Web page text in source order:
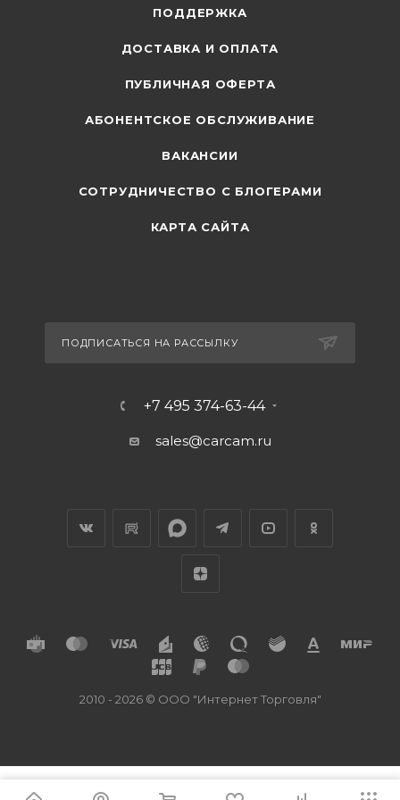
ПОДДЕРЖКА
ДОСТАВКА И ОПЛАТА
ПУБЛИЧНАЯ ОФЕРТА
АБОНЕНТСКОЕ ОБСЛУЖИВАНИЕ
ВАКАНСИИ
СОТРУДНИЧЕСТВО С БЛОГЕРАМИ
КАРТА САЙТА
ПОДПИСАТЬСЯ НА РАССЫЛКУ
+7 495 374-63-44
sales@carcam.ru
2010 - 2026 © ООО "Интернет Торговля"